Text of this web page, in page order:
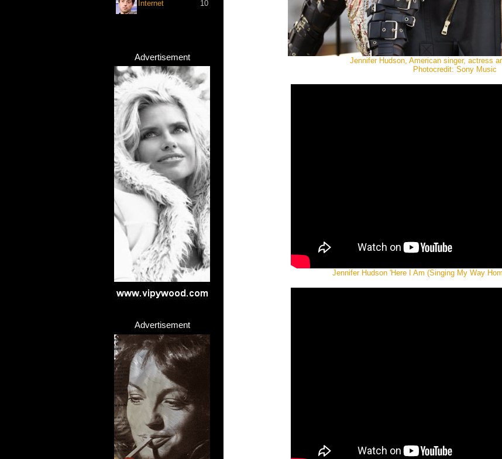
Internet 10
Advertisement
Advertisement
Jennifer Hudson, American singer, actress
Photocredit: Sony Music
Jennifer Hudson 'Here I Am (Singing My Way